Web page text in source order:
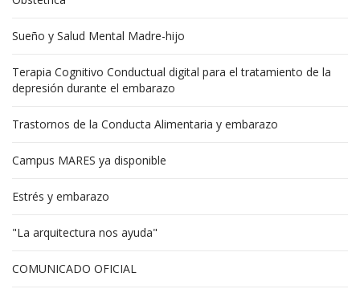
Sueño y Salud Mental Madre-hijo
Terapia Cognitivo Conductual digital para el tratamiento de la
depresión durante el embarazo
Trastornos de la Conducta Alimentaria y embarazo
Campus MARES ya disponible
Estrés y embarazo
"La arquitectura nos ayuda"
COMUNICADO OFICIAL